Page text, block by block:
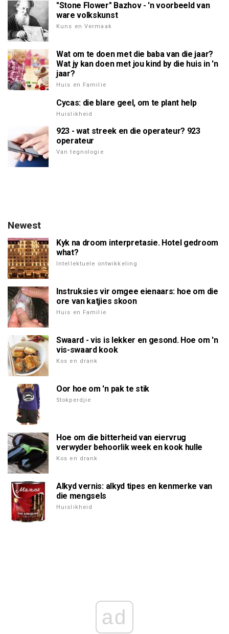
"Stone Flower" Bazhov - 'n voorbeeld van
ware volkskunst
Kuns en Vermaak
Wat om te doen met die baba van die jaar?
Wat jy kan doen met jou kind by die huis in 'n
jaar?
Huis en Familie
Cycas: die blare geel, om te plant help
Huislikheid
923 - wat streek en die operateur? 923
operateur
Van tegnologie
Newest
Kyk na droom interpretasie. Hotel gedroom
what?
Intellektuele ontwikkeling
Instruksies vir omgee eienaars: hoe om die
ore van katjies skoon
Huis en Familie
Swaard - vis is lekker en gesond. Hoe om 'n
vis-swaard kook
Kos en drank
Oor hoe om 'n pak te stik
Stokperdjie
Hoe om die bitterheid van eiervrug
verwyder behoorlik week en kook hulle
Kos en drank
Alkyd vernis: alkyd tipes en kenmerke van
die mengsels
Huislikheid
ad